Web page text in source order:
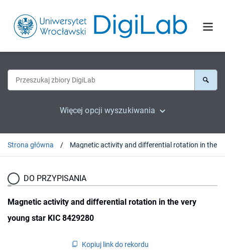
Więcej opcji wyszukiwania
Strona główna
DO PRZYPISANIA
Magnetic activity and differential rotation in the very
young star KIC 8429280
Kopiuj link do rekordu